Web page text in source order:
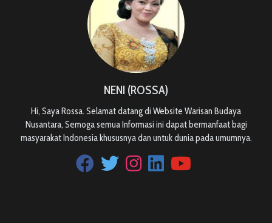
NENI (ROSSA)
Hi, Saya Rossa. Selamat datang di Website Warisan Budaya
Nusantara, Semoga semua Informasi ini dapat bermanfaat bagi
masyarakat Indonesia khususnya dan untuk dunia pada umumnya.